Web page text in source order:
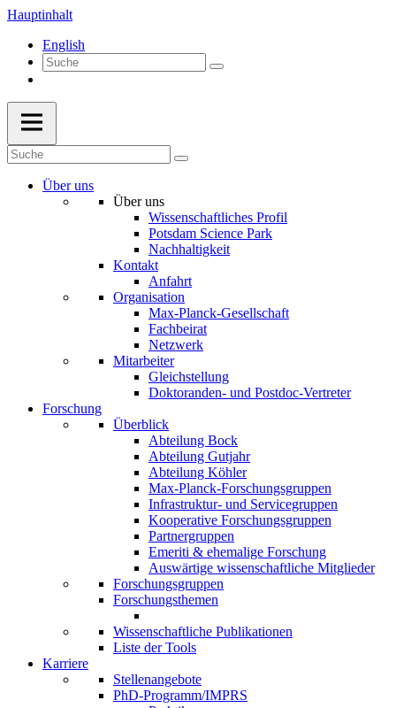
Hauptinhalt
English
Über uns
Über uns
Wissenschaftliches Profil
Potsdam Science Park
Nachhaltigkeit
Kontakt
Anfahrt
Organisation
Max-Planck-Gesellschaft
Fachbeirat
Netzwerk
Mitarbeiter
Gleichstellung
Doktoranden- und Postdoc-Vertreter
Forschung
Überblick
Abteilung Bock
Abteilung Gutjahr
Abteilung Köhler
Max-Planck-Forschungsgruppen
Infrastruktur- und Servicegruppen
Kooperative Forschungsgruppen
Partnergruppen
Emeriti & ehemalige Forschung
Auswärtige wissenschaftliche Mitglieder
Forschungsgruppen
Forschungsthemen
Wissenschaftliche Publikationen
Liste der Tools
Karriere
Stellenangebote
PhD-Programm/IMPRS